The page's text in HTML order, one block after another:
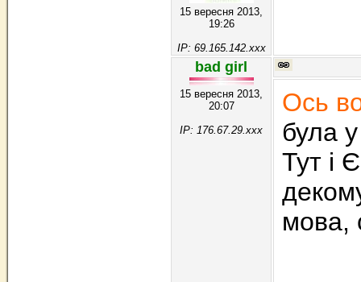
15 вересня 2013,
19:26
IP: 69.165.142.xxx
bad girl
15 вересня 2013,
20:07
IP: 176.67.29.xxx
Ось
була
Тут і
мова,